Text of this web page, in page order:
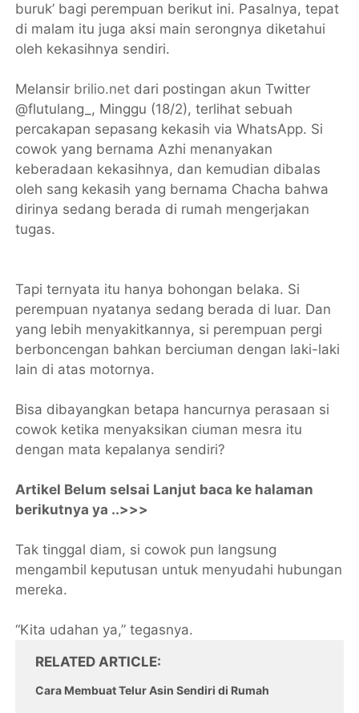
buruk’ bagi perempuan berikut ini. Pasalnya, tepat
di malam itu juga aksi main serongnya diketahui
oleh kekasihnya sendiri.
Melansir brilio.net dari postingan akun Twitter
@flutulang_, Minggu (18/2), terlihat sebuah
percakapan sepasang kekasih via WhatsApp. Si
cowok yang bernama Azhi menanyakan
keberadaan kekasihnya, dan kemudian dibalas
oleh sang kekasih yang bernama Chacha bahwa
dirinya sedang berada di rumah mengerjakan
tugas.
Tapi ternyata itu hanya bohongan belaka. Si
perempuan nyatanya sedang berada di luar. Dan
yang lebih menyakitkannya, si perempuan pergi
berboncengan bahkan berciuman dengan laki-laki
lain di atas motornya.
Bisa dibayangkan betapa hancurnya perasaan si
cowok ketika menyaksikan ciuman mesra itu
dengan mata kepalanya sendiri?
Artikel Belum selsai Lanjut baca ke halaman
berikutnya ya ..>>>
Tak tinggal diam, si cowok pun langsung
mengambil keputusan untuk menyudahi hubungan
mereka.
“Kita udahan ya,” tegasnya.
RELATED ARTICLE
Cara Membuat Telur Asin Sendiri di Rumah